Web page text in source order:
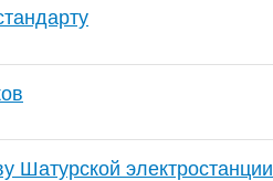
Шатурской электростанции